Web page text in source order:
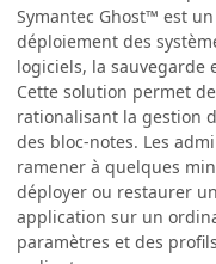
Symantec Ghost™ est
déploiement des
logiciels, la sauvegarde
Cette solution permet
rationalisant la gestion
des bloc-notes. Les
ramener à quelques
déployer ou restaurer
application sur un
paramètres et des